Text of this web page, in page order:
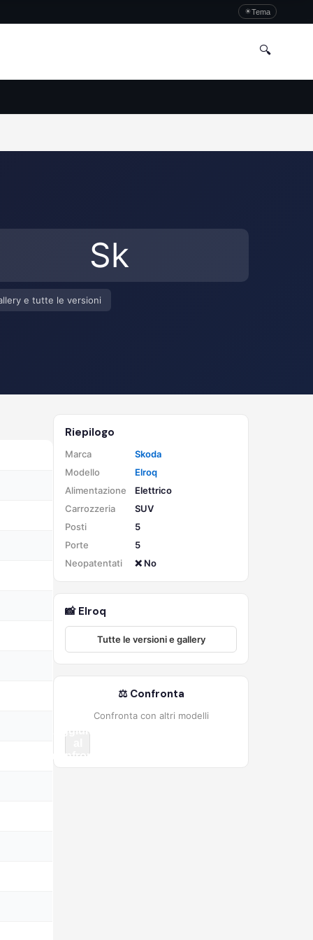
☀Tema
🔍
Sk
e tutte le versioni
Riepilogo
Marca
Skoda
Modello
Elroq
Alimentazione
Elettrico
Carrozzeria
SUV
Posti
5
Porte
5
Neopatentati
❌ No
📸 Elroq
Tutte le versioni e gallery
⚖️ Confronta
Confronta con altri modelli
Aggiungi
confronto